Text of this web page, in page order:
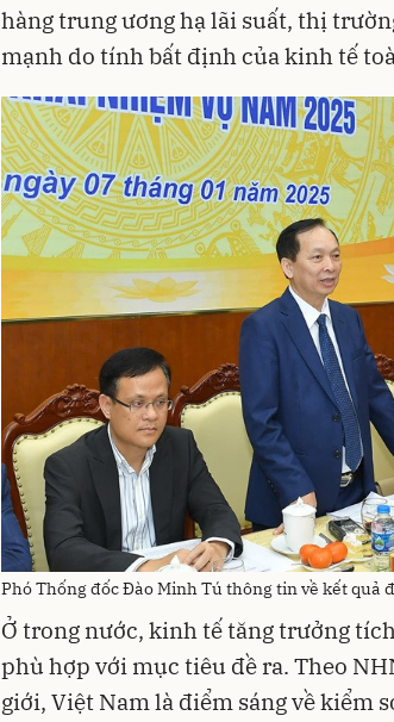
hàng trung ương hạ lãi suất, thị
mạnh do tính bất định của kinh tế
Phó Thống đốc Đào Minh Tú thông tin về kết quả
Ở trong nước, kinh tế tăng trưởng
phù hợp với mục tiêu đề ra. Theo
giới, Việt Nam là điểm sáng về kiểm